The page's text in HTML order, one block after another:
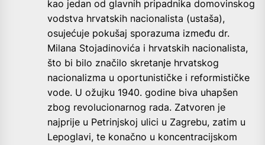
kao jedan od glavnih pripadnika domovinskog
vodstva hrvatskih nacionalista (ustaša),
osujećuje pokušaj sporazuma između dr.
Milana Stojadinovića i hrvatskih nacionalista,
što bi bilo značilo skretanje hrvatskog
nacionalizma u oportunističke i reformističke
vode. U ožujku 1940. godine biva uhapšen
zbog revolucionarnog rada. Zatvoren je
najprije u Petrinjskoj ulici u Zagrebu, zatim u
Lepoglavi, te konačno u koncentracijskom